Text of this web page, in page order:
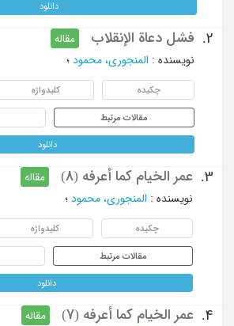
دانلود
2. فشل دعاة الإنقلاب
مقاله
نویسنده : المنجوری، محمود ؛
چکیده کلیدواژه
مقالات مرتبط
دانلود
3. عمر الخیام کما أعرفه (8)
مقاله
نویسنده : المنجوری، محمود ؛
چکیده کلیدواژه
مقالات مرتبط
دانلود
4. عمر الخیام کما أعرفه (7)
مقاله